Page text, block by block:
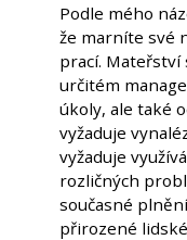
Podle mého
že marníte své
prací. Mateřství
určitém
úkoly, ale také
vyžaduje
vyžaduje
rozličných
současné
přirozené